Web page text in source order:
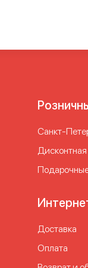
Cанкт-
Доставка
Оплата